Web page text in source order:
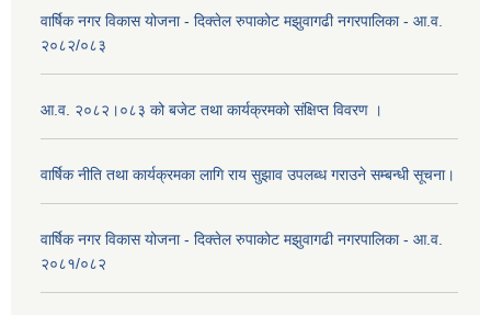
वार्षिक नगर विकास योजना - दिक्तेल रुपाकोट मझुवागढी नगरपालिका - आ.व.
२०८२/०८३
आ.व. २०८२।०८३ को बजेट तथा कार्यक्रमको संक्षिप्त विवरण ।
वार्षिक नीति तथा कार्यक्रमका लागि राय सुझाव उपलब्ध गराउने सम्बन्धी सूचना।
वार्षिक नगर विकास योजना - दिक्तेल रुपाकोट मझुवागढी नगरपालिका - आ.व.
२०८१/०८२